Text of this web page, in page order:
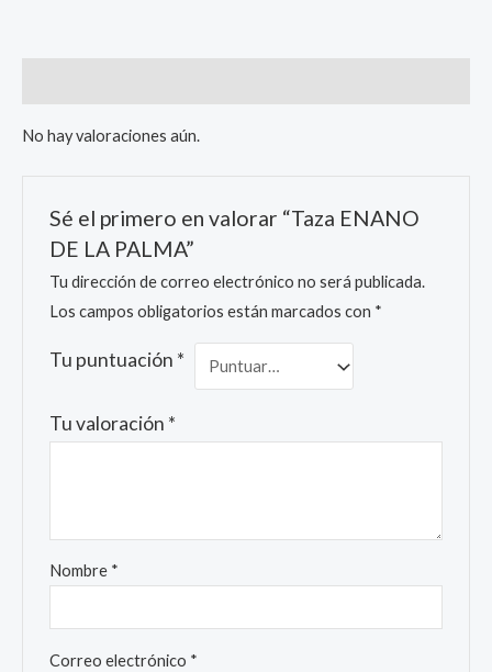
No hay valoraciones aún.
Sé el primero en valorar “Taza ENANO
DE LA PALMA”
Tu dirección de correo electrónico no será publicada.
Los campos obligatorios están marcados con *
Tu puntuación *
Tu valoración *
Nombre *
Correo electrónico *